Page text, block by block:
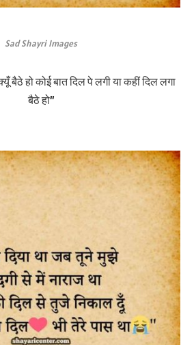
Sad Shayri Images
बैठे हो कोई बात दिल पे लगी या कहीं दिल लगा
बैठे हो”